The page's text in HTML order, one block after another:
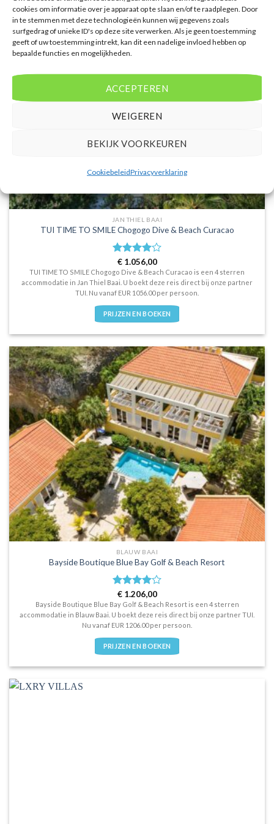
cookies om informatie over je apparaat op te slaan en/of te raadplegen. Door
in te stemmen met deze technologieën kunnen wij gegevens zoals
surfgedrag of unieke ID's op deze site verwerken. Als je geen toestemming
geeft of uw toestemming intrekt, kan dit een nadelige invloed hebben op
bepaalde functies en mogelijkheden.
ACCEPTEREN
WEIGEREN
BEKIJK VOORKEUREN
CookiebeleidPrivacyverklaring
JAN THIEL BAAI
TUI TIME TO SMILE Chogogo Dive & Beach Curacao
Waardering
4uit 5
€1.056,00
TUI TIME TO SMILE Chogogo Dive & Beach Curacao is een 4 sterren
accommodatie in Jan Thiel Baai. U boekt deze reis direct bij onze partner
TUI. Nu vanaf EUR 1056.00 per persoon.
PRIJZEN EN BOEKEN
BLAUW BAAI
Bayside Boutique Blue Bay Golf & Beach Resort
Waardering
4uit 5
€1.206,00
Bayside Boutique Blue Bay Golf & Beach Resort is een 4 sterren
accommodatie in Blauw Baai. U boekt deze reis direct bij onze partner TUI.
Nu vanaf EUR 1206.00 per persoon.
PRIJZEN EN BOEKEN